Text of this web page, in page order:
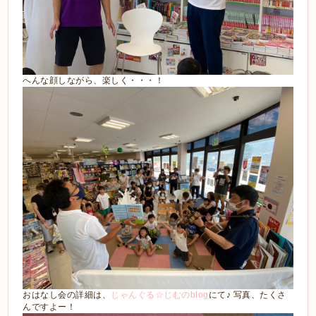
へんな顔しながら、楽しく・・・！
おはなし会の詳細は、 じゃんぐる☆じむのblog にて♪ 写真、たくさ
んですよー！